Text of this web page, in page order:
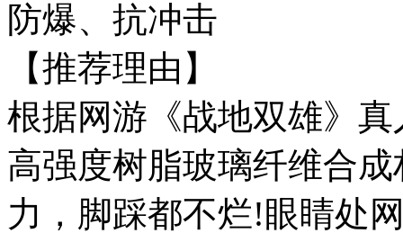
防爆、抗冲击
【推荐理由】
根据网游《战地双雄》
高强度树脂玻璃纤维合
力，脚踩都不烂!眼睛处